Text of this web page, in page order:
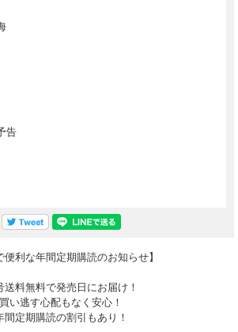
告
便利な年間定期購読のお知らせ】
送料無料で発売日にお届け！
買い逃す心配もなく安心！
間定期購読の割引もあり！